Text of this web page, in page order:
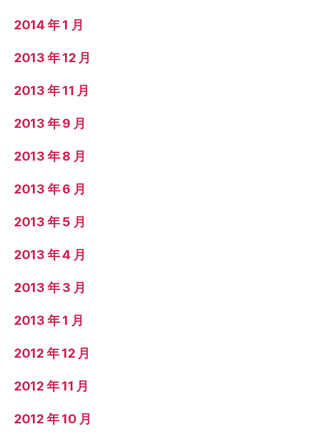
2014 年 1 月
2013 年 12 月
2013 年 11 月
2013 年 9 月
2013 年 8 月
2013 年 6 月
2013 年 5 月
2013 年 4 月
2013 年 3 月
2013 年 1 月
2012 年 12 月
2012 年 11 月
2012 年 10 月